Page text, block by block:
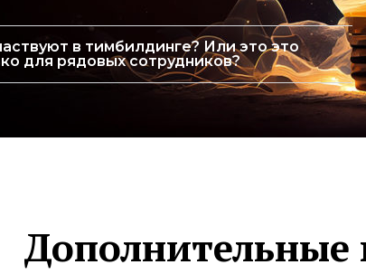
в тимбилдинге? Или это это
для рядовых сотрудников?
Дополнительные